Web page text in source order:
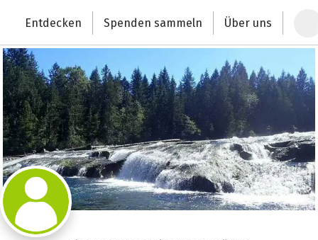
Deutschlands größte Spendenplattform
Entdecken Spenden sammeln Über uns